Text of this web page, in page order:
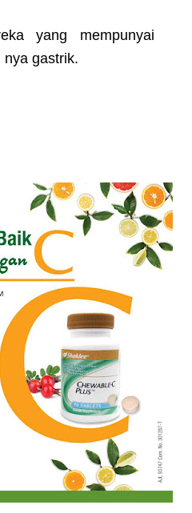
yang mempunyai
nya gastrik.